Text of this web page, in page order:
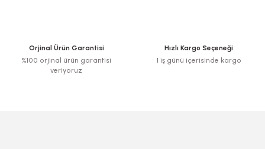
Bu ürüne benzer farklı alternatifler olmalı.
Orjinal Ürün Garantisi
%100 orjinal ürün garantisi
veriyoruz
Hızlı Kargo Seçeneği
1 iş günü içerisinde kargo